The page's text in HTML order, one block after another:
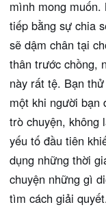
mình mong
tiếp bằng sự chia
sẽ dậm chân tại
thân trước chồng,
này rất tệ. Bạn
một khi người bạn
trò chuyện, không
yếu tố đầu tiên
dụng những thời
chuyện những gì
tìm cách giải